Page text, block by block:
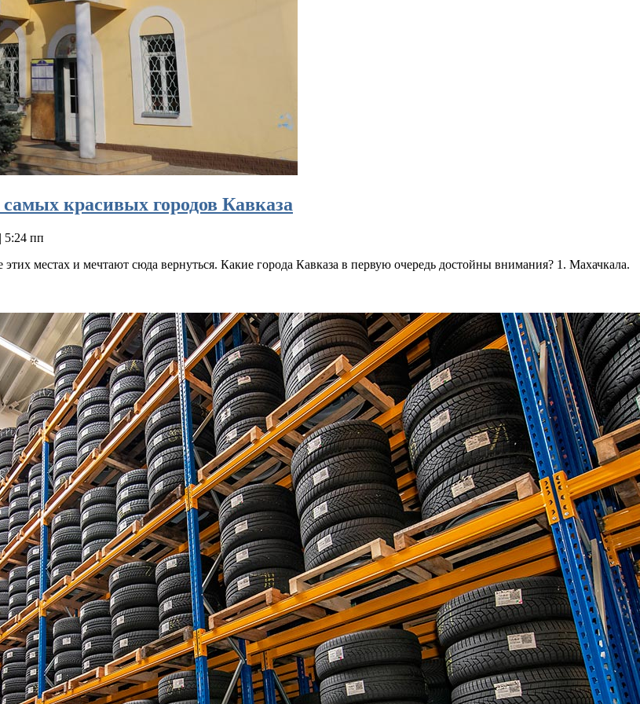
красивых городов Кавказа
| 5:24 пп
местах и мечтают сюда вернуться. Какие города Кавказа в первую очередь достойны внимания? 1. Махачкала.